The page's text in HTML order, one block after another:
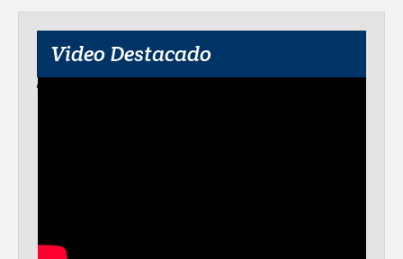
Visitó Alcalde a vecinos de Balcones de
Video Destacado